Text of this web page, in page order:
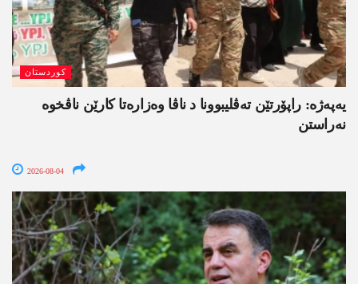
کوردستان
یەپەژە: راپۆرتێن تەڤلیبوونا د ناڤا وەزارەتا کارێن ناڤخوە
نەراستن
2026-08-04